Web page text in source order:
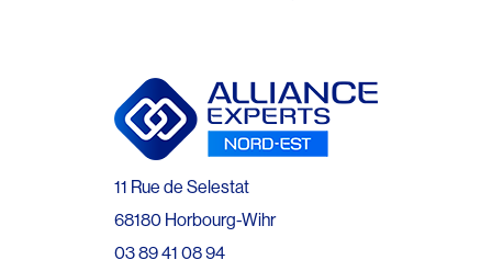
11 Rue de Selestat
68180 Horbourg-Wihr
03 89 41 08 94